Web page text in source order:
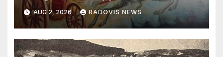
AUG 2, 2026 RADOVIS NEWS